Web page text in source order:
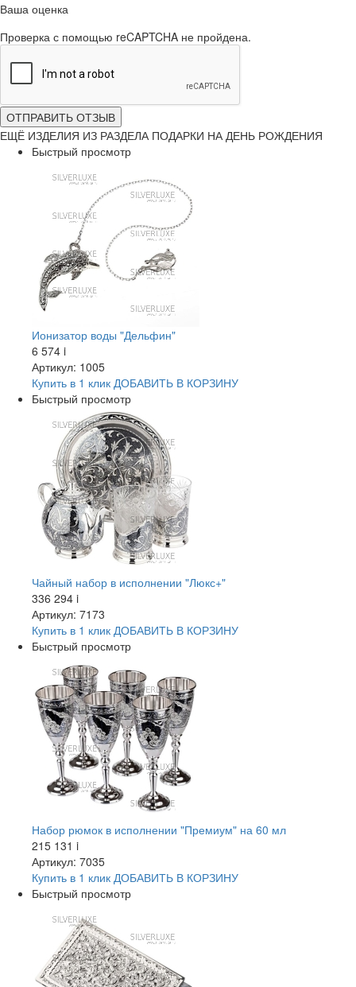
Ваша оценка
Проверка с помощью reCAPTCHA не пройдена.
ОТПРАВИТЬ ОТЗЫВ
ЕЩЁ ИЗДЕЛИЯ ИЗ РАЗДЕЛА ПОДАРКИ НА ДЕНЬ РОЖДЕНИЯ
Быстрый просмотр
Ионизатор воды "Дельфин"
6 574 i
Артикул: 1005
Купить в 1 клик ДОБАВИТЬ В КОРЗИНУ
Быстрый просмотр
Чайный набор в исполнении "Люкс+"
336 294 i
Артикул: 7173
Купить в 1 клик ДОБАВИТЬ В КОРЗИНУ
Быстрый просмотр
Набор рюмок в исполнении "Премиум" на 60 мл
215 131 i
Артикул: 7035
Купить в 1 клик ДОБАВИТЬ В КОРЗИНУ
Быстрый просмотр